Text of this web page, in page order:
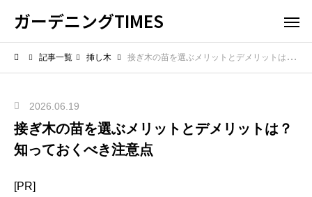
ガーデニングTIMES
記事一覧 挿し木 接ぎ木の苗を選ぶメリットとデメリットは？知っておくべき注意点
2026.06.19
接ぎ木の苗を選ぶメリットとデメリットは？
知っておくべき注意点
[PR]